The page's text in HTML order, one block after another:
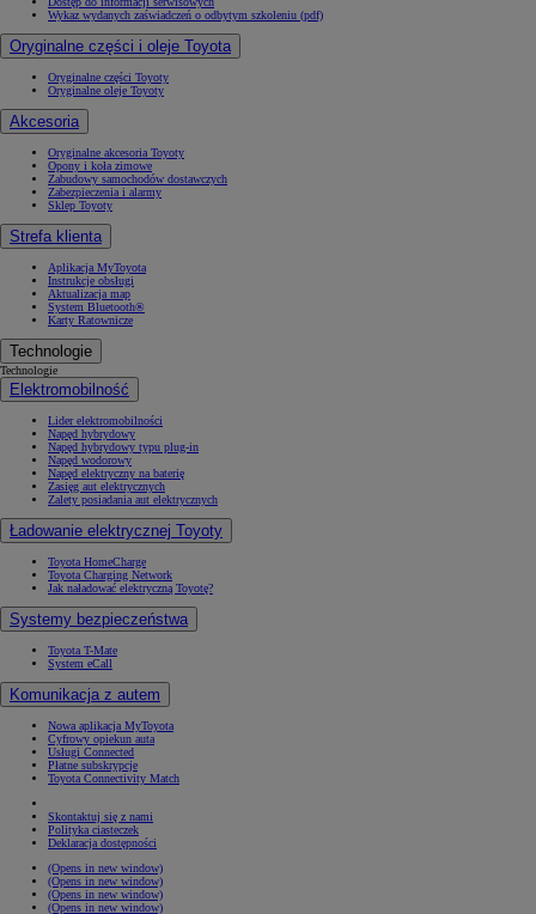
Wykaz wydanych zaświadczeń o odbytym szkoleniu (pdf)
Oryginalne części i oleje Toyota
Oryginalne części Toyoty
Oryginalne oleje Toyoty
Akcesoria
Oryginalne akcesoria Toyoty
Opony i koła zimowe
Zabudowy samochodów dostawczych
Zabezpieczenia i alarmy
Sklep Toyoty
Strefa klienta
Aplikacja MyToyota
Instrukcje obsługi
Aktualizacja map
System Bluetooth®
Karty Ratownicze
Technologie
Technologie
Elektromobilność
Lider elektromobilności
Napęd hybrydowy
Napęd hybrydowy typu plug-in
Napęd wodorowy
Napęd elektryczny na baterię
Zasięg aut elektrycznych
Zalety posiadania aut elektrycznych
Ładowanie elektrycznej Toyoty
Toyota HomeCharge
Toyota Charging Network
Jak naładować elektryczną Toyotę?
Systemy bezpieczeństwa
Toyota T-Mate
System eCall
Komunikacja z autem
Nowa aplikacja MyToyota
Cyfrowy opiekun auta
Usługi Connected
Płatne subskrypcje
Toyota Connectivity Match
Skontaktuj się z nami
Polityka ciasteczek
Deklaracja dostępności
(Opens in new window)
(Opens in new window)
(Opens in new window)
(Opens in new window)